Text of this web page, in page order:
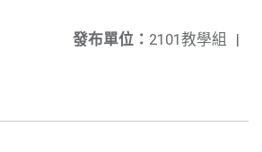
發布單位： 2101教學組 |